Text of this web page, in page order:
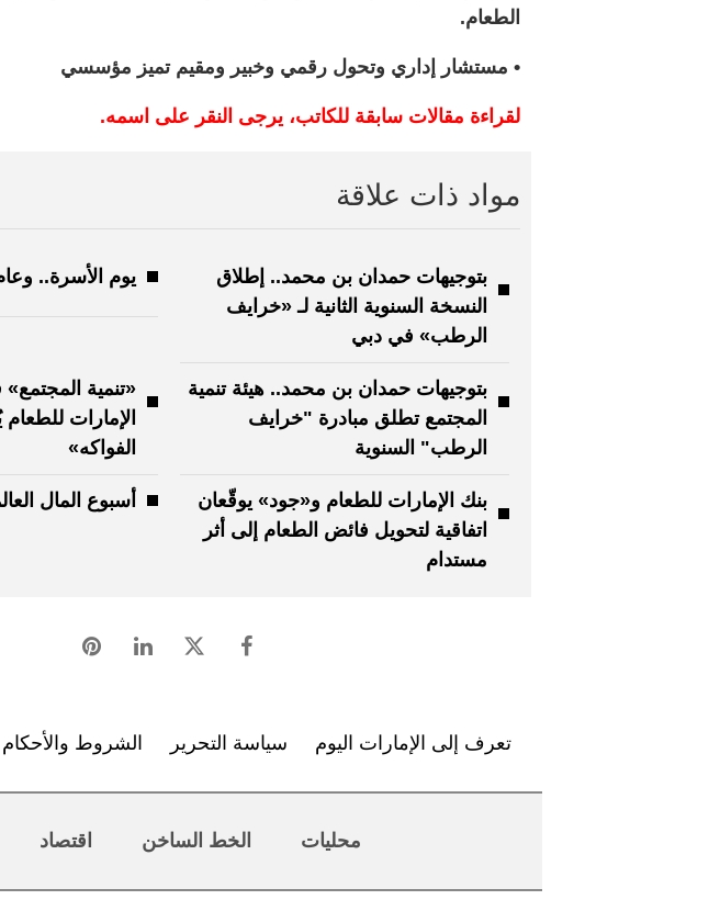
الطعام.
• مستشار إداري وتحول رقمي وخبير ومقيم تميز مؤسسي
لقراءة مقالات سابقة للكاتب، يرجى النقر على اسمه.
مواد ذات علاقة
بتوجيهات حمدان بن محمد.. إطلاق
النسخة السنوية الثانية لـ «خرايف
الرطب» في دبي
يوم الأسرة..
بتوجيهات حمدان بن محمد.. هيئة تنمية
المجتمع تطلق مبادرة "خرايف
الرطب" السنوية
«تنمية
الإمارات
الفواكه»
بنك الإمارات للطعام و«جود» يوقّعان
اتفاقية لتحويل فائض الطعام إلى أثر
مستدام
أسبوع المال
تعرف إلى الإمارات اليوم سياسة التحرير الشروط والأحكام
محليات الخط الساخن اقتصاد